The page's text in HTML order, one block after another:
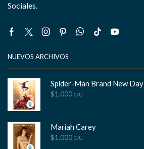
Sociales.
Facebook
TwitterInstagram
PinterestWhatsapp
Tik- Youtube
NUEVOS ARCHIVOS
Spider-Man Brand New Day
$1.000 C/U
Mariah Carey
$1.000 C/U